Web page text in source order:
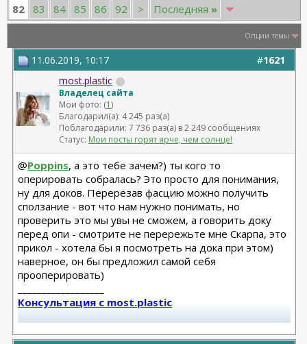
82 83 84 85 86 92 > Последняя »
Опции темы
#1621
11.06.2019, 10:17
most.plastic
Владелец сайта
Мои фото: (1)
Благодарил(а): 4 245 раз(а)
Поблагодарили: 7 736 раз(а) в 2 249 сообщениях
Статус: Мои посты горят ярче, чем солнце!
@Poppins, а это тебе зачем?) ты кого то
оперировать собралась? Это просто для понимания,
ну для доков. Перерезав фасцию можно получить
сползание - вот что нам нужно понимать, но
проверить это мы увы не сможем, а говорить доку
перед опи - смотрите не перережьте мне Скарпа, это
прикол - хотела бы я посмотреть на дока при этом)
наверное, он бы предложил самой себя
прооперировать)
Консультация с most.plastic